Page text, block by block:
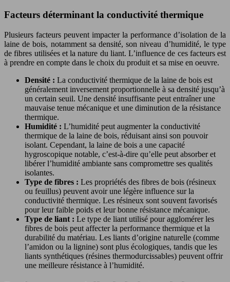
Facteurs déterminant la conductivité thermique
Plusieurs facteurs peuvent impacter la performance d’isolation de la
laine de bois, notamment sa densité, son niveau d’humidité, le type
de fibres utilisées et la nature du liant. L’influence de ces facteurs est
à prendre en compte dans le choix du produit et sa mise en oeuvre.
Densité : La conductivité thermique de la laine de bois est
généralement inversement proportionnelle à sa densité jusqu’à
un certain seuil. Une densité insuffisante peut entraîner une
mauvaise tenue mécanique et une diminution de la résistance
thermique.
Humidité : L’humidité peut augmenter la conductivité
thermique de la laine de bois, réduisant ainsi son pouvoir
isolant. Cependant, la laine de bois a une capacité
hygroscopique notable, c’est-à-dire qu’elle peut absorber et
libérer l’humidité ambiante sans compromettre ses qualités
isolantes.
Type de fibres : Les propriétés des fibres de bois (résineux
ou feuillus) peuvent avoir une légère influence sur la
conductivité thermique. Les résineux sont souvent favorisés
pour leur faible poids et leur bonne résistance mécanique.
Type de liant : Le type de liant utilisé pour agglomérer les
fibres de bois peut affecter la performance thermique et la
durabilité du matériau. Les liants d’origine naturelle (comme
l’amidon ou la lignine) sont plus écologiques, tandis que les
liants synthétiques (résines thermodurcissables) peuvent offrir
une meilleure résistance à l’humidité.